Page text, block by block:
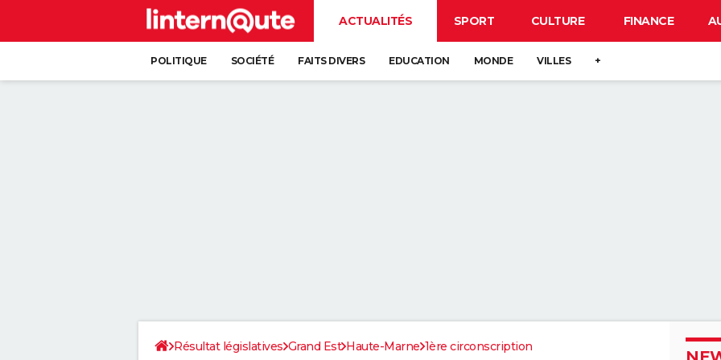
ACTUALITÉS SPORT CULTURE FINANCE
POLITIQUE SOCIÉTÉ FAITS DIVERS EDUCATION MONDE VILLES +
Résultat législatives Grand Est Haute-Marne 1ère circonscription